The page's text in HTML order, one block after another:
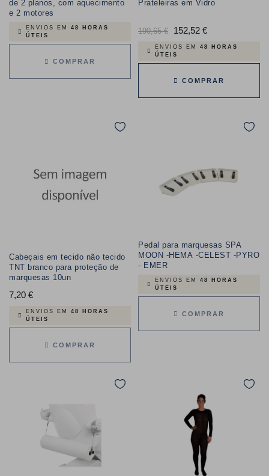
de 2 planos, com aquecimento
e 2 motores
ENVIOS EM 48 HORAS
ÚTEIS
COMPRAR
Prateleiras em Vidro
Preço
normal
190,65 € 152,52 €Preço
ENVIOS EM 48 HORAS
ÚTEIS
COMPRAR
Cabeçais em tecido não tecido
TNT branco para proteção de
marquesas 10un
7,20 €Preço
ENVIOS EM 48 HORAS
ÚTEIS
COMPRAR
Pedal para marquesas SPA
MOON -HEMA -CELEST -PYRO
- EMER
ENVIOS EM 48 HORAS
ÚTEIS
COMPRAR